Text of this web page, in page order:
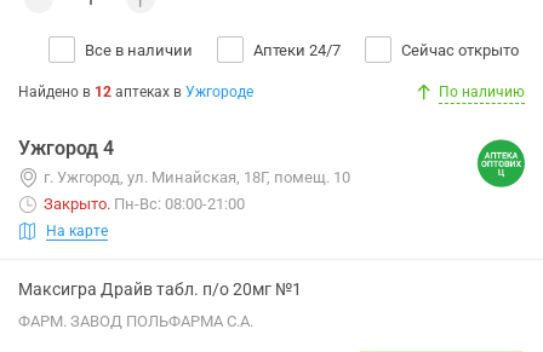
Все в наличии Аптеки 24/7 Сейчас открыто
Найдено в 12 аптеках в Ужгороде По наличию
Ужгород 4
г. Ужгород, ул. Минайская, 18Г, помещ. 10
Закрыто. Пн-Вс: 08:00-21:00
На карте
Максигра Драйв табл. п/о 20мг №1
ФАРМ. ЗАВОД ПОЛЬФАРМА С.А.